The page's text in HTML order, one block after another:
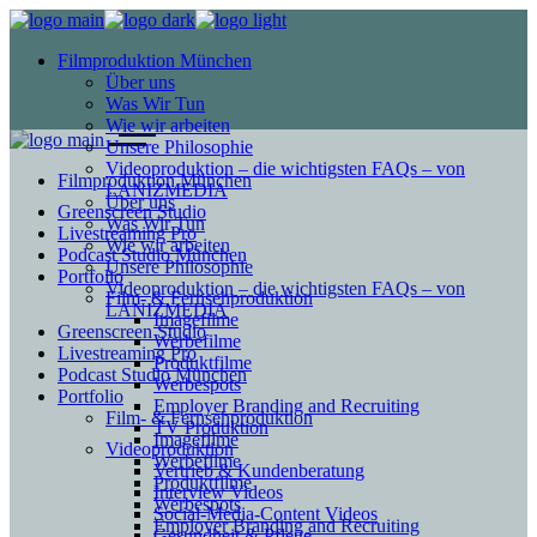
Filmproduktion München
Über uns
Was Wir Tun
Wie wir arbeiten
Unsere Philosophie
Videoproduktion – die wichtigsten FAQs – von
LANIZMEDIA
Greenscreen Studio
Livestreaming Pro
Podcast Studio München
Portfolio
Film- & Fernsehproduktion
Imagefilme
Werbefilme
Produktfilme
Werbespots
Employer Branding and Recruiting
TV Produktion
Videoproduktion
Vertrieb & Kundenberatung
Interview Videos
Social-Media-Content Videos
Filmproduktion München
Über uns
Was Wir Tun
Wie wir arbeiten
Unsere Philosophie
Videoproduktion – die wichtigsten FAQs – von
LANIZMEDIA
Greenscreen Studio
Livestreaming Pro
Podcast Studio München
Portfolio
Film- & Fernsehproduktion
Imagefilme
Werbefilme
Produktfilme
Werbespots
Employer Branding and Recruiting